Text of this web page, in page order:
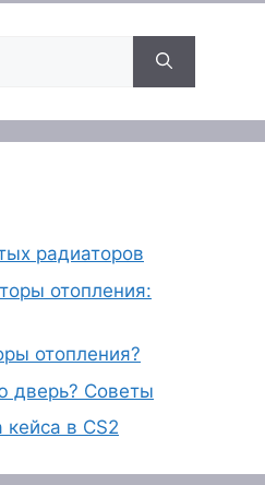
радиаторов
отопления:
отопления?
дверь? Советы
в CS2